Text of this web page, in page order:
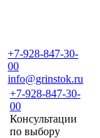
+7-928-847-30-
00
info@grinstok.ru
+7-928-847-30-
00
Консультации
по выбору